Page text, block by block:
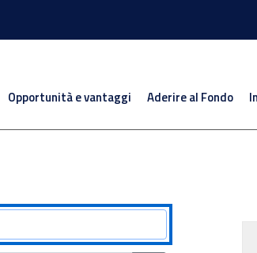
Opportunità e vantaggi Aderire al Fondo